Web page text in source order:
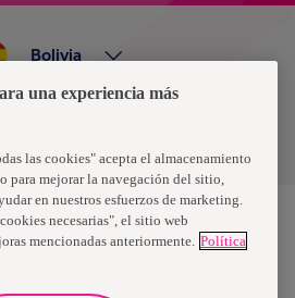
privacidad de datos
Bolivia
- una compañía global líder en
millones de personas, en todo el
una experiencia más
las cookies" acepta el almacenamiento
para mejorar la navegación del sitio,
en nuestros esfuerzos de marketing.
necesarias", el sitio web
mencionadas anteriormente. Política